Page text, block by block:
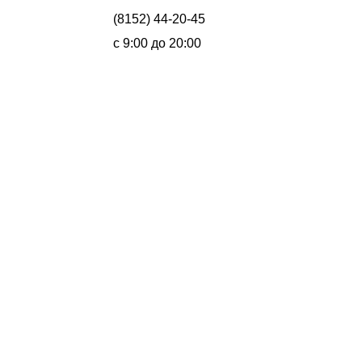
(8152) 44-20-45
с 9:00 до 20:00